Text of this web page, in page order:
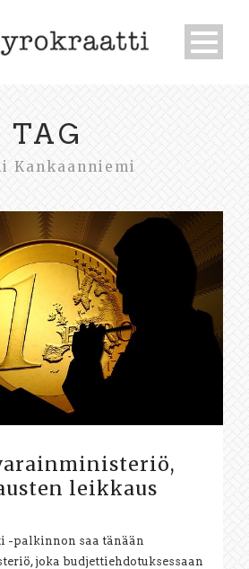
TAG
Kankaanniemi
leikkaus
-palkinnon saa tänään
joka budjettiehdotuksessaan